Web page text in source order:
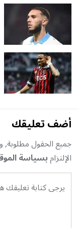
أضف تعليقك
جميع الحقول مطلوبة,
الإلتزامبسياسة